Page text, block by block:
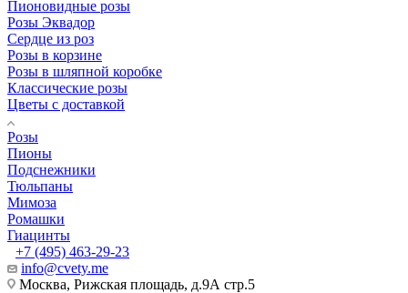
Пионовидные розы
Розы Эквадор
Сердце из роз
Розы в корзине
Розы в шляпной коробке
Классические розы
Цветы с доставкой
Розы
Пионы
Подснежники
Тюльпаны
Мимоза
Ромашки
Гиацинты
+7 (495) 463-29-23
info@cvety.me
Москва, Рижская площадь, д.9А стр.5